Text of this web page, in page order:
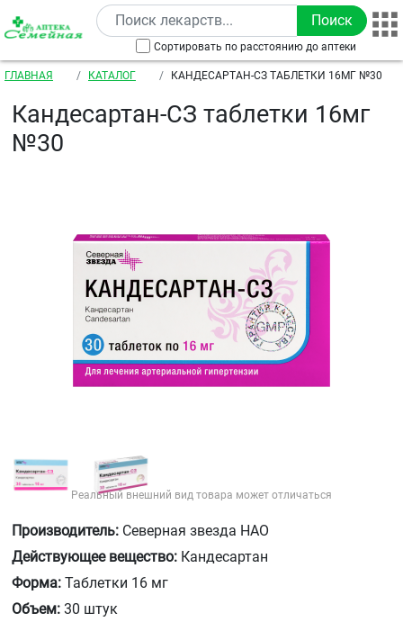
Перейти к основному содержанию
Сортировать по расстоянию до аптеки
Строка навигации
ГЛАВНАЯ КАТАЛОГ КАНДЕСАРТАН-СЗ ТАБЛЕТКИ 16МГ №30
Кандесартан-СЗ таблетки 16мг
№30
Реальный внешний вид товара может отличаться
Производитель: Северная звезда НАО
Действующее вещество: Кандесартан
Форма: Таблетки 16 мг
Объем: 30 штук